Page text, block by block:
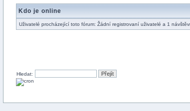
Kdo je online
Uživatelé procházející toto fórum: Žádní registrovaní uživatelé a 1
Hledat: